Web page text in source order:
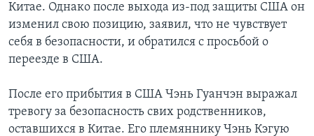
Китае. Однако после выхода из-под защиты США он
изменил свою позицию, заявил, что не чувствует
себя в безопасности, и обратился с просьбой о
переезде в США.
После его прибытия в США Чэнь Гуанчэн выражал
тревогу за безопасность свих родственников,
оставшихся в Китае. Его племяннику Чэнь Кэгую